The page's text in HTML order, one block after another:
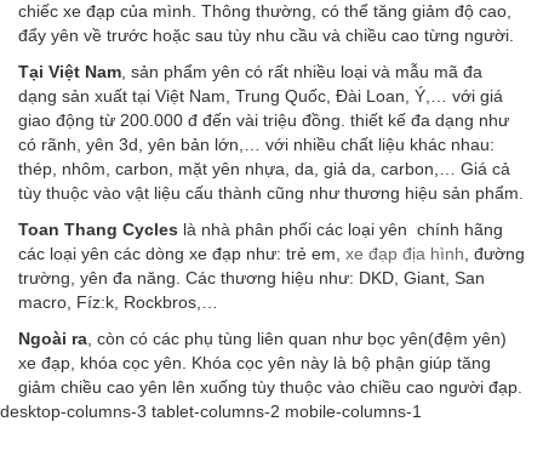
chiếc xe đạp của mình. Thông thường, có thể tăng giảm độ cao,
đẩy yên về trước hoặc sau tùy nhu cầu và chiều cao từng người.
Tại Việt Nam , sản phẩm yên có rất nhiều loại và mẫu mã đa
dạng sản xuất tại Việt Nam, Trung Quốc, Đài Loan, Ý,… với giá
giao động từ 200.000 đ đến vài triệu đồng. thiết kế đa dạng như
có rãnh, yên 3d, yên bản lớn,… với nhiều chất liệu khác nhau:
thép, nhôm, carbon, mặt yên nhựa, da, giả da, carbon,… Giá cả
tùy thuộc vào vật liệu cấu thành cũng như thương hiệu sản phẩm.
Toan Thang Cycles là nhà phân phối các loại yên chính hãng
các loại yên các dòng xe đạp như: trẻ em, xe đạp địa hình , đường
trường, yên đa năng. Các thương hiệu như: DKD, Giant, San
macro, Fíz:k, Rockbros,…
Ngoài ra , còn có các phụ tùng liên quan như bọc yên(đệm yên)
xe đạp, khóa cọc yên. Khóa cọc yên này là bộ phận giúp tăng
giảm chiều cao yên lên xuống tùy thuộc vào chiều cao người đạp.
desktop-columns-3 tablet-columns-2 mobile-columns-1